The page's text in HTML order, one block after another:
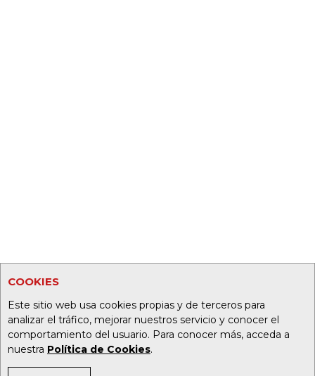
COOKIES
Este sitio web usa cookies propias y de terceros para
analizar el tráfico, mejorar nuestros servicio y conocer el
comportamiento del usuario. Para conocer más, acceda a
nuestra Política de Cookies.